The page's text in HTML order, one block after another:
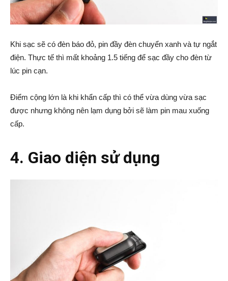
Khi sạc sẽ có đèn báo đỏ, pin đầy đèn chuyển xanh và tự ngắt
điện. Thực tế thì mất khoảng 1.5 tiếng để sạc đầy cho đèn từ
lúc pin cạn.
Điểm cộng lớn là khi khẩn cấp thì có thể vừa dùng vừa sạc
được nhưng không nên lạm dụng bởi sẽ làm pin mau xuống
cấp.
4. Giao diện sử dụng